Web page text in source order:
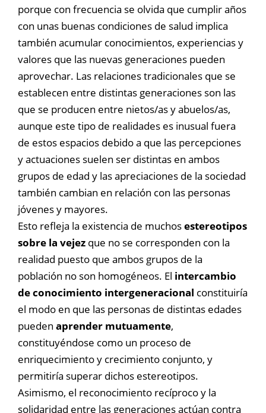
porque con frecuencia se olvida que cumplir años
con unas buenas condiciones de salud implica
también acumular conocimientos, experiencias y
valores que las nuevas generaciones pueden
aprovechar. Las relaciones tradicionales que se
establecen entre distintas generaciones son las
que se producen entre nietos/as y abuelos/as,
aunque este tipo de realidades es inusual fuera
de estos espacios debido a que las percepciones
y actuaciones suelen ser distintas en ambos
grupos de edad y las apreciaciones de la sociedad
también cambian en relación con las personas
jóvenes y mayores.
Esto refleja la existencia de muchosestereotipos
sobre la vejez que no se corresponden con la
realidad puesto que ambos grupos de la
población no son homogéneos. El intercambio
de conocimiento intergeneracional constituiría
el modo en que las personas de distintas edades
pueden aprender mutuamente,
constituyéndose como un proceso de
enriquecimiento y crecimiento conjunto, y
permitiría superar dichos estereotipos.
Asimismo, el reconocimiento recíproco y la
solidaridad entre las generaciones actúan contra